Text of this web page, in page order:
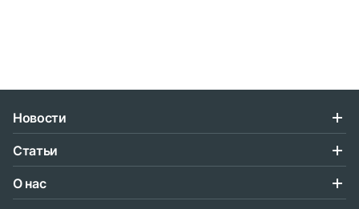
Новости
Статьи
О нас